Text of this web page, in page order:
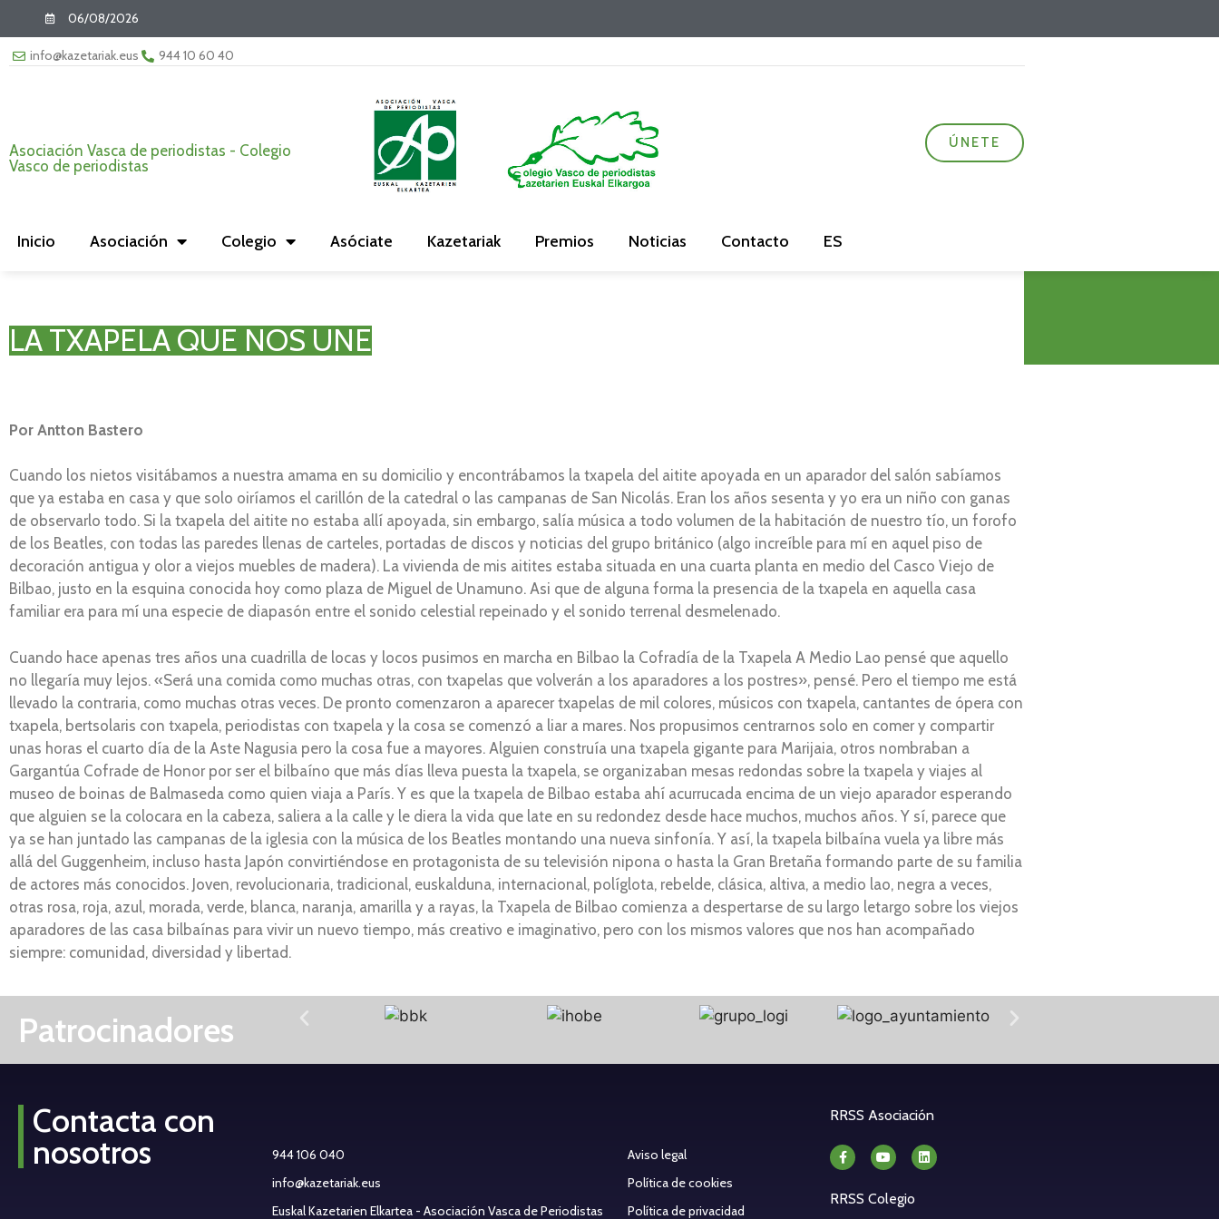
06/08/2026
info@kazetariak.eus 944 10 60 40
Asociación Vasca de periodistas - Colegio
Vasco de periodistas
ÚNETE
Inicio Asociación Colegio Asóciate Kazetariak Premios Noticias Contacto ES
LA TXAPELA QUE NOS UNE
Por Antton Bastero
Cuando los nietos visitábamos a nuestra amama en su domicilio y encontrábamos la txapela del aitite apoyada en un aparador del salón sabíamos
que ya estaba en casa y que solo oiríamos el carillón de la catedral o las campanas de San Nicolás. Eran los años sesenta y yo era un niño con ganas
de observarlo todo. Si la txapela del aitite no estaba allí apoyada, sin embargo, salía música a todo volumen de la habitación de nuestro tío, un forofo
de los Beatles, con todas las paredes llenas de carteles, portadas de discos y noticias del grupo británico (algo increíble para mí en aquel piso de
decoración antigua y olor a viejos muebles de madera). La vivienda de mis aitites estaba situada en una cuarta planta en medio del Casco Viejo de
Bilbao, justo en la esquina conocida hoy como plaza de Miguel de Unamuno. Asi que de alguna forma la presencia de la txapela en aquella casa
familiar era para mí una especie de diapasón entre el sonido celestial repeinado y el sonido terrenal desmelenado.
Cuando hace apenas tres años una cuadrilla de locas y locos pusimos en marcha en Bilbao la Cofradía de la Txapela A Medio Lao pensé que aquello
no llegaría muy lejos. «Será una comida como muchas otras, con txapelas que volverán a los aparadores a los postres», pensé. Pero el tiempo me está
llevado la contraria, como muchas otras veces. De pronto comenzaron a aparecer txapelas de mil colores, músicos con txapela, cantantes de ópera con
txapela, bertsolaris con txapela, periodistas con txapela y la cosa se comenzó a liar a mares. Nos propusimos centrarnos solo en comer y compartir
unas horas el cuarto día de la Aste Nagusia pero la cosa fue a mayores. Alguien construía una txapela gigante para Marijaia, otros nombraban a
Gargantúa Cofrade de Honor por ser el bilbaíno que más días lleva puesta la txapela, se organizaban mesas redondas sobre la txapela y viajes al
museo de boinas de Balmaseda como quien viaja a París. Y es que la txapela de Bilbao estaba ahí acurrucada encima de un viejo aparador esperando
que alguien se la colocara en la cabeza, saliera a la calle y le diera la vida que late en su redondez desde hace muchos, muchos años. Y sí, parece que
ya se han juntado las campanas de la iglesia con la música de los Beatles montando una nueva sinfonía. Y así, la txapela bilbaína vuela ya libre más
allá del Guggenheim, incluso hasta Japón convirtiéndose en protagonista de su televisión nipona o hasta la Gran Bretaña formando parte de su familia
de actores más conocidos. Joven, revolucionaria, tradicional, euskalduna, internacional, políglota, rebelde, clásica, altiva, a medio lao, negra a veces,
otras rosa, roja, azul, morada, verde, blanca, naranja, amarilla y a rayas, la Txapela de Bilbao comienza a despertarse de su largo letargo sobre los viejos
aparadores de las casa bilbaínas para vivir un nuevo tiempo, más creativo e imaginativo, pero con los mismos valores que nos han acompañado
siempre: comunidad, diversidad y libertad.
Patrocinadores
Contacta con
nosotros
944 106 040
info@kazetariak.eus
Euskal Kazetarien Elkartea - Asociación Vasca de Periodistas
Aviso legal
Política de cookies
Política de privacidad
RRSS Asociación
RRSS Colegio